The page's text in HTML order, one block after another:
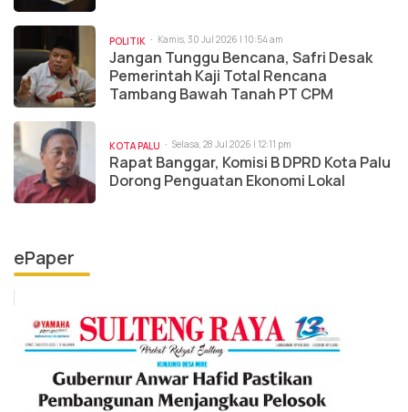
POLITIK Kamis, 30 Jul 2026 | 10:54 am
Jangan Tunggu Bencana, Safri Desak
Pemerintah Kaji Total Rencana
Tambang Bawah Tanah PT CPM
KOTA PALU Selasa, 28 Jul 2026 | 12:11 pm
Rapat Banggar, Komisi B DPRD Kota Palu
Dorong Penguatan Ekonomi Lokal
ePaper